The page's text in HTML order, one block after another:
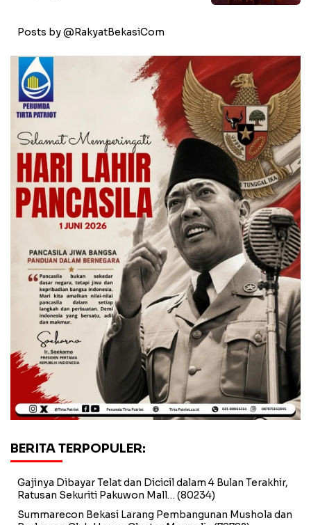
Posts by @RakyatBekasiCom
BERITA TERPOPULER:
Gajinya Dibayar Telat dan Dicicil dalam 4 Bulan Terakhir,
Ratusan Sekuriti Pakuwon Mall… (80234)
Summarecon Bekasi Larang Pembangunan Mushola dan